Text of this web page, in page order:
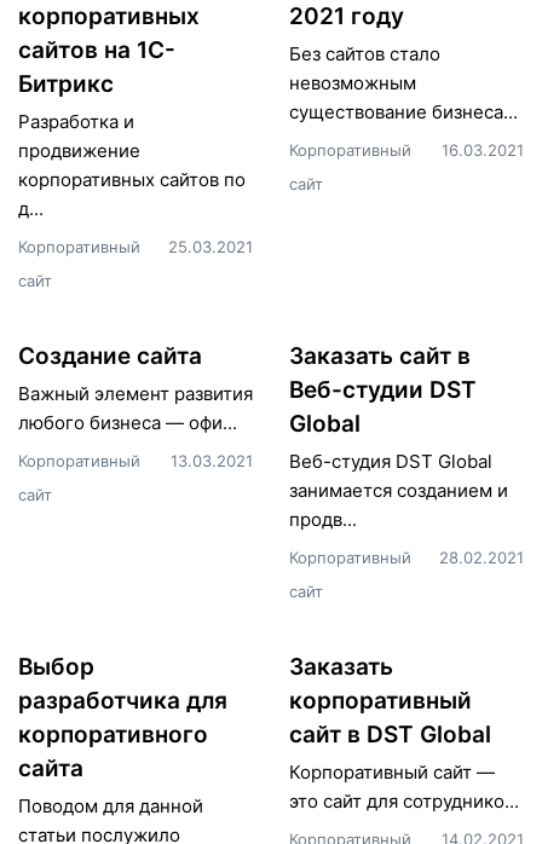
корпоративных
сайтов на 1С-
Битрикс
Разработка и
продвижение
корпоративных сайтов по
д...
Корпоративный
сайт
25.03.2021
2021 году
Без сайтов стало
невозможным
существование бизнеса...
Корпоративный
сайт
16.03.2021
Создание сайта
Важный элемент развития
любого бизнеса — офи...
Корпоративный
сайт
13.03.2021
Заказать сайт в
Веб-студии DST
Global
Веб-студия DST Global
занимается созданием и
продв...
Корпоративный
сайт
28.02.2021
Выбор
разработчика для
корпоративного
сайта
Поводом для данной
статьи послужило
Заказать
корпоративный
сайт в DST Global
Корпоративный сайт —
это сайт для сотруднико...
Корпоративный
14.02.2021